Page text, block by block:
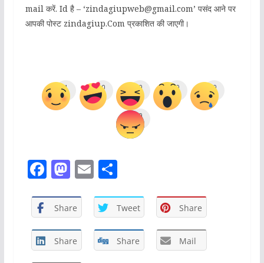
mail करें. Id है – ‘zindagiupweb@gmail.com’ पसंद आने पर
आपकी पोस्ट zindagiup.Com प्रकाशित की जाएगी।
1 0 0 0 0
0
F
c
e
b
M
st
o
d
E
ai
l
S
ar
e
Share Tweet Share
Share Share Mail